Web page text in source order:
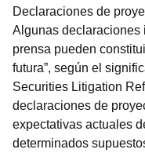
Declaraciones de
Algunas declaraciones
prensa pueden
futura”, según el
Securities Litigation
declaraciones de
expectativas actuales
determinados